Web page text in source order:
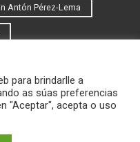
Antón Pérez-Lema
para brindarlle a
as súas preferencias
"Aceptar", acepta o uso